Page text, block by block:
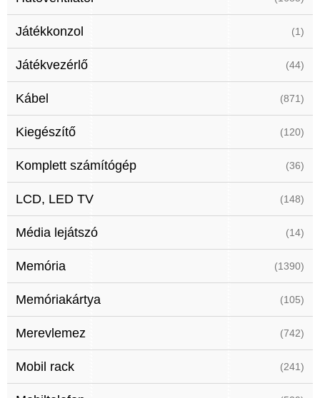
Játékkonzol (1)
Játékvezérlő (44)
Kábel (871)
Kiegészítő (120)
Komplett számítógép (36)
LCD, LED TV (148)
Média lejátszó (14)
Memória (1390)
Memóriakártya (105)
Merevlemez (742)
Mobil rack (241)